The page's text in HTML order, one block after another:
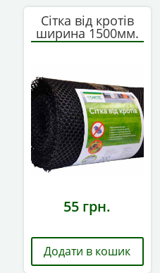
Сітка від кротів
ширина 1500мм.
30 пог.м (45м2)
55 грн.
Додати в кошик